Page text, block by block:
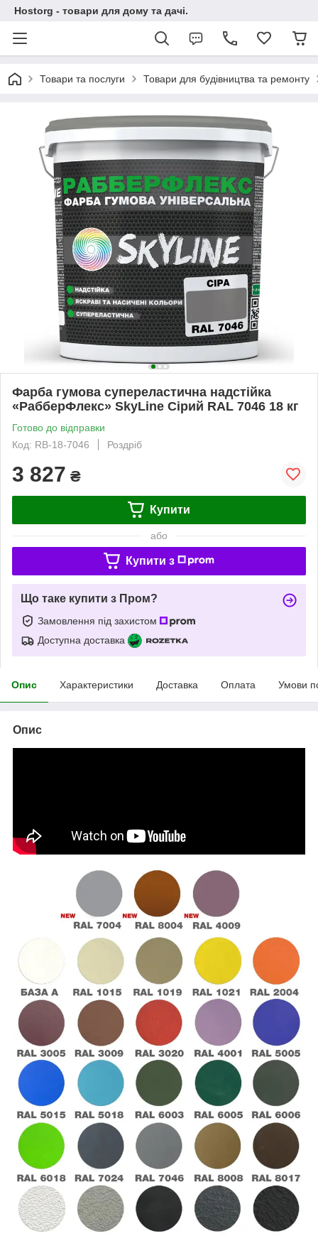
Hostorg - товари для дому та дачі.
Товари та послуги Товари для будівництва та ремонту
Фарба гумова супереластична надстійка
«РабберФлекс» SkyLine Сірий RAL 7046 18 кг
Готово до відправки
Код: RB-18-7046
Роздріб
3 827 ₴
Купити
або
Купити з
Що таке купити з Пром?
Замовлення під захистом
Доступна доставка
Опис Характеристики Доставка Оплата Умови
Опис